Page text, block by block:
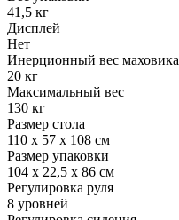
41,5 кг
Дисплей
Нет
Инерционный вес маховика
20 кг
Максимальный вес
130 кг
Размер стола
110 х 57 х 108 см
Размер упаковки
104 х 22,5 х 86 см
Регулировка руля
8 уровней